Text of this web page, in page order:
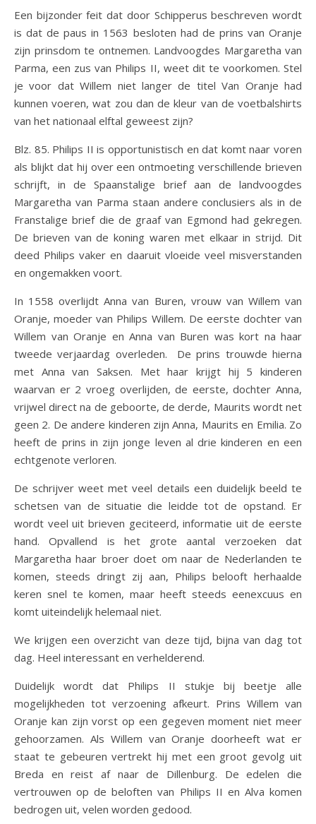
Een bijzonder feit dat door Schipperus beschreven wordt
is dat de paus in 1563 besloten had de prins van Oranje
zijn prinsdom te ontnemen. Landvoogdes Margaretha van
Parma, een zus van Philips II, weet dit te voorkomen. Stel
je voor dat Willem niet langer de titel Van Oranje had
kunnen voeren, wat zou dan de kleur van de voetbalshirts
van het nationaal elftal geweest zijn?
Blz. 85. Philips II is opportunistisch en dat komt naar voren
als blijkt dat hij over een ontmoeting verschillende brieven
schrijft, in de Spaanstalige brief aan de landvoogdes
Margaretha van Parma staan andere conclusiers als in de
Franstalige brief die de graaf van Egmond had gekregen.
De brieven van de koning waren met elkaar in strijd. Dit
deed Philips vaker en daaruit vloeide veel misverstanden
en ongemakken voort.
In 1558 overlijdt Anna van Buren, vrouw van Willem van
Oranje, moeder van Philips Willem. De eerste dochter van
Willem van Oranje en Anna van Buren was kort na haar
tweede verjaardag overleden. De prins trouwde hierna
met Anna van Saksen. Met haar krijgt hij 5 kinderen
waarvan er 2 vroeg overlijden, de eerste, dochter Anna,
vrijwel direct na de geboorte, de derde, Maurits wordt net
geen 2. De andere kinderen zijn Anna, Maurits en Emilia. Zo
heeft de prins in zijn jonge leven al drie kinderen en een
echtgenote verloren.
De schrijver weet met veel details een duidelijk beeld te
schetsen van de situatie die leidde tot de opstand. Er
wordt veel uit brieven geciteerd, informatie uit de eerste
hand. Opvallend is het grote aantal verzoeken dat
Margaretha haar broer doet om naar de Nederlanden te
komen, steeds dringt zij aan, Philips belooft herhaalde
keren snel te komen, maar heeft steeds eenexcuus en
komt uiteindelijk helemaal niet.
We krijgen een overzicht van deze tijd, bijna van dag tot
dag. Heel interessant en verhelderend.
Duidelijk wordt dat Philips II stukje bij beetje alle
mogelijkheden tot verzoening afkeurt. Prins Willem van
Oranje kan zijn vorst op een gegeven moment niet meer
gehoorzamen. Als Willem van Oranje doorheeft wat er
staat te gebeuren vertrekt hij met een groot gevolg uit
Breda en reist af naar de Dillenburg. De edelen die
vertrouwen op de beloften van Philips II en Alva komen
bedrogen uit, velen worden gedood.